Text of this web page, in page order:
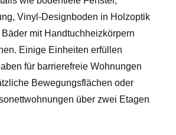
Vinyl-Designboden in Holzoptik
mit Handtuchheizkörpern
Einige Einheiten erfüllen
für barrierefreie Wohnungen
Bewegungsflächen oder
über zwei Etagen